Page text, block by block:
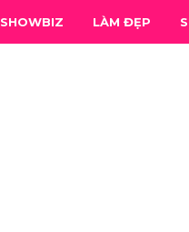
SHOWBIZ LÀM ĐẸP